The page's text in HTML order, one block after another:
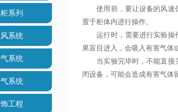
系列
系统
系统
系统
工程
使用前，要让设备的风速
置于柜体内进行操作。
运行时，需要进行实验操作
果盲目进入，会吸入有害气体
当实验完毕时，不能直接关
闭设备，可能会造成有害气体